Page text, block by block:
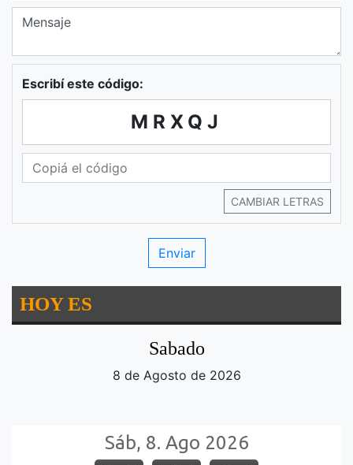
Escribí este código:
MRXQJ
CAMBIAR LETRAS
HOY ES
Sabado
8 de Agosto de 2026